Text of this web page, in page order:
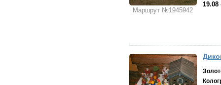
Маршрут №1945942
19.08